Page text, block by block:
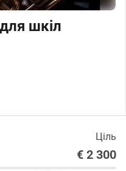
шкіл
Ціль
€ 2 300